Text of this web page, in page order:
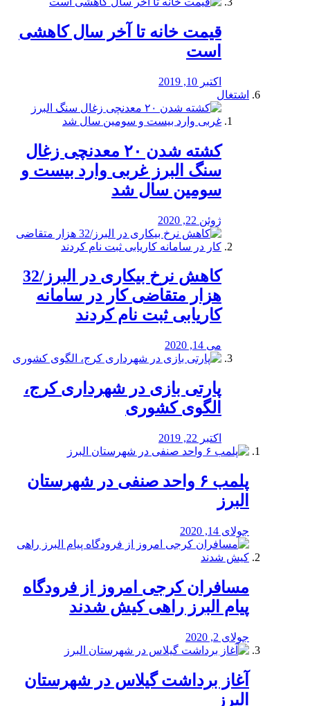
قیمت خانه تا آخر سال کاهشی
است
اکتبر 10, 2019
اشتغال
کشته شدن ۲۰ معدنچی زغال
سنگ البرز غربی وارد بیست و
سومین سال شد
ژوئن 22, 2020
کاهش نرخ بیکاری در البرز/32
هزار متقاضی کار در سامانه
کاریابی ثبت نام کردند
می 14, 2020
پارتی بازی در شهرداری کرج،
الگوی کشوری
اکتبر 22, 2019
پلمب ۶ واحد صنفی در شهرستان
البرز
جولای 14, 2020
مسافران کرجی امروز از فرودگاه
پیام البرز راهی کیش شدند
جولای 2, 2020
آغاز برداشت گیلاس در شهرستان
البرز